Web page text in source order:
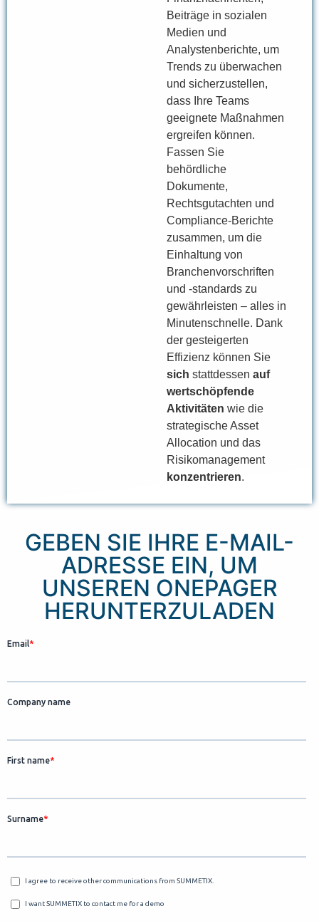
Beiträge in sozialen
Medien und
Analystenberichte, um
Trends zu überwachen
und sicherzustellen,
dass Ihre Teams
geeignete Maßnahmen
ergreifen können.
Fassen Sie
behördliche
Dokumente,
Rechtsgutachten und
Compliance-Berichte
zusammen, um die
Einhaltung von
Branchenvorschriften
und -standards zu
gewährleisten – alles in
Minutenschnelle. Dank
der gesteigerten
Effizienz können Sie
sich stattdessen auf
wertschöpfende
Aktivitäten wie die
strategische Asset
Allocation und das
Risikomanagement
konzentrieren.
GEBEN SIE IHRE E-MAIL-
ADRESSE EIN, UM
UNSEREN ONEPAGER
HERUNTERZULADEN